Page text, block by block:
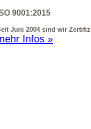
9001:2015
Juni 2004 sind wir
Infos »